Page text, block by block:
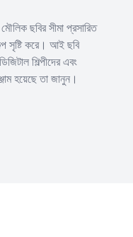
ছবির সীমা প্রসারিত
সৃষ্টি করে। আই ছবি
শিল্পীদের এবং
হয়েছে তা জানুন।